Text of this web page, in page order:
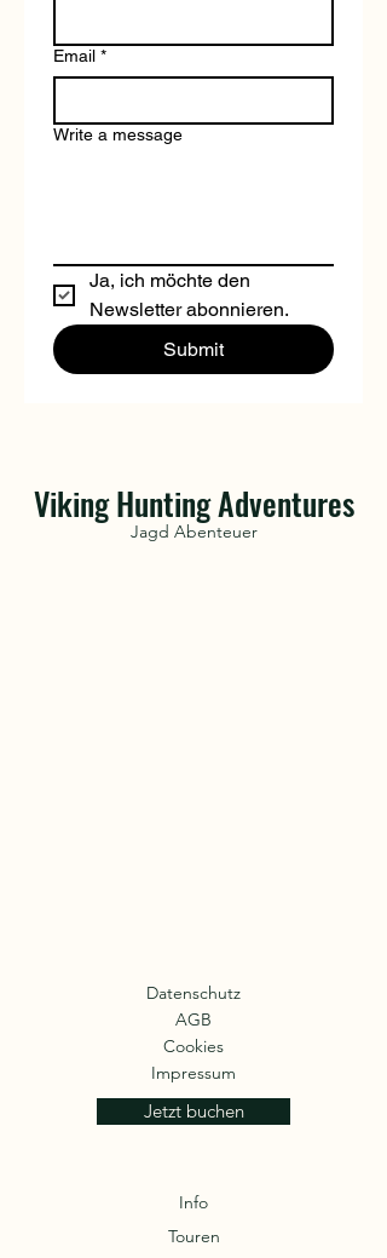
Email *
Write a message
Ja, ich möchte den
Newsletter abonnieren.
Submit
Viking Hunting Adventures
Jagd Abenteuer
Datenschutz
AGB
Cookies
Impressum
Jetzt buchen
Info
Touren